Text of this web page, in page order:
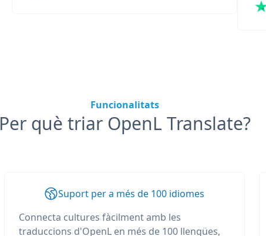
Funcionalitats
Per què triar OpenL Translate?
Suport per a més de 100 idiomes
Connecta cultures fàcilment amb les
traduccions d'OpenL en més de 100 llengües,